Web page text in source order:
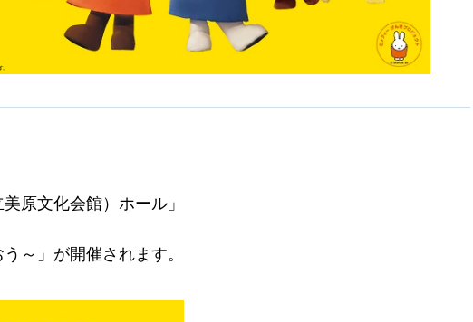
原文化会館）ホール」
～」が開催されます。